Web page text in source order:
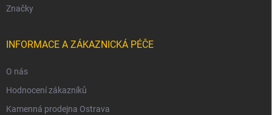
Značky
INFORMACE A ZÁKAZNICKÁ PÉČE
O nás
Hodnocení zákazníků
Kamenná prodejna Ostrava